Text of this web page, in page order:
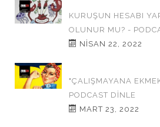
KURUŞUN HESABI
OLUNUR MU? -
NISAN 22, 2022
"ÇALIŞMAYANA
PODCAST DINLE
MART 23, 2022